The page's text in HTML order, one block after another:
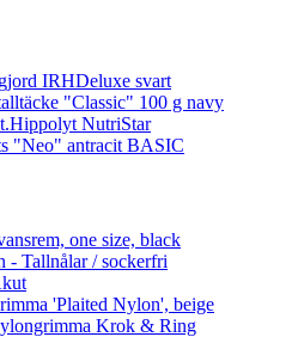
IRHDeluxe svart
"Classic" 100 g navy
NutriStar
"Neo" antracit BASIC
one size, black
- Tallnålar / sockerfri
'Plaited Nylon', beige
Krok & Ring